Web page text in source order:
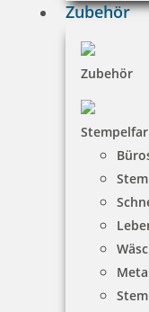
Zubehör
Zubehör